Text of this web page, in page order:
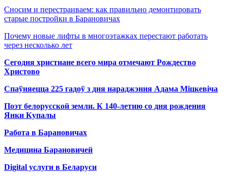
Сносим и перестраиваем: как правильно демонтировать
старые постройки в Барановичах
Почему новые лифты в многоэтажках перестают работать
через несколько лет
Сегодня христиане всего мира отмечают Рождество
Христово
Спаўняецца 225 гадоў з дня нараджэння Адама Міцкевіча
Поэт белорусской земли. К 140-летию со дня рождения
Янки Купалы
Работа в Барановичах
Медицина Барановичей
Digital услуги в Беларуси